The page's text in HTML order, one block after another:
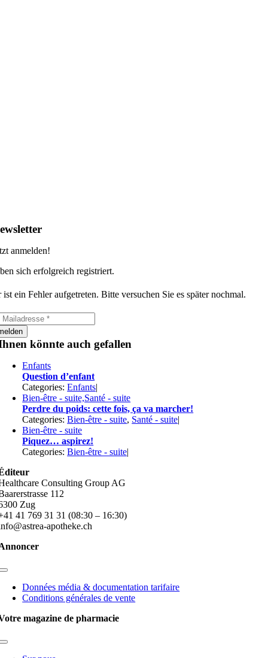
anmelden!
sich erfolgreich registriert.
ist ein Fehler aufgetreten. Bitte versuchen Sie es später nochmal.
könnte auch gefallen
Enfants
Question d’enfant
Categories:Enfants|
Bien-être - suite,Santé - suite
Perdre du poids: cette fois, ça va marcher!
Categories:Bien-être - suite, Santé - suite|
Bien-être - suite
Piquez… aspirez!
Categories:Bien-être - suite|
Consulting Group AG
112
Zug
41 769 31 31 (08:30 – 16:30)
apotheke.ch
Toggle
NavigationDonnées média & documentation tarifaire
Conditions générales de vente
magazine de pharmacie
Toggle
Navigation